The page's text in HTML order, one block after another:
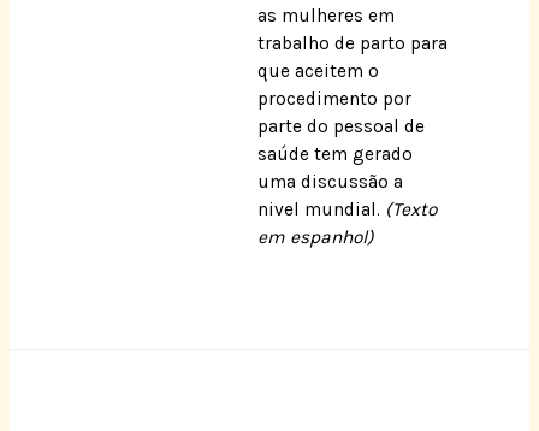
as mulheres em
trabalho de parto para
que aceitem o
procedimento por
parte do pessoal de
saúde tem gerado
uma discussão a
nivel mundial. (Texto
em espanhol)